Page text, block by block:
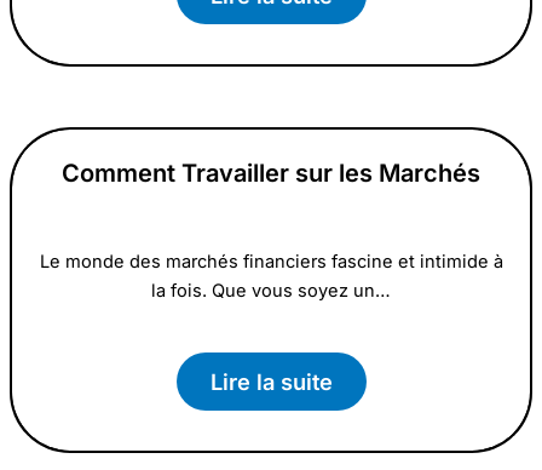
Comment Travailler sur les Marchés
Le monde des marchés financiers fascine et intimide à
la fois. Que vous soyez un…
Lire la suite